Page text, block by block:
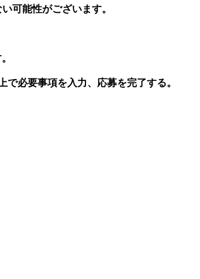
可能性がございます。
必要事項を入力、応募を完了する。